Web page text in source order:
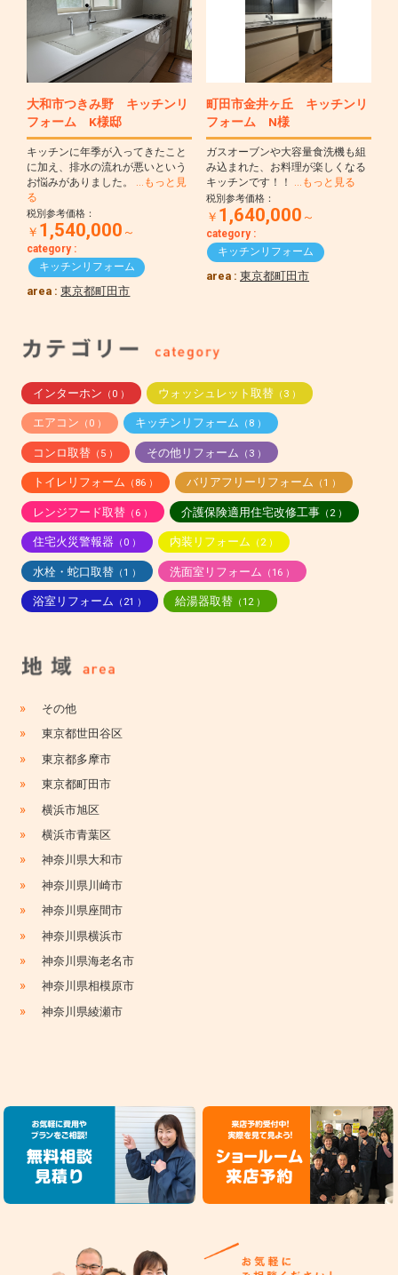
大和市つきみ野 キッチンリ
フォーム K様邸
キッチンに年季が入ってきたこと
に加え、排水の流れが悪いという
お悩みがありました。
…もっと見
る
税別参考価格：
￥ 1,540,000 ～
category :
キッチンリフォーム
area :東京都町田市
町田市金井ヶ丘 キッチンリ
フォーム N様
ガスオーブンや大容量食洗機も組
み込まれた、お料理が楽しくなる
キッチンです！！
…もっと見る
税別参考価格：
￥ 1,640,000 ～
category :
キッチンリフォーム
area :東京都町田市
インターホン （0 ） ウォッシュレット取替（3 ）
エアコン （0 ） キッチンリフォーム （8 ）
コンロ取替（5 ） その他リフォーム （3 ）
トイレリフォーム （86 ） バリアフリーリフォーム （1 ）
レンジフード取替（6 ） 介護保険適用住宅改修工事（2 ）
住宅火災警報器 （0 ） 内装リフォーム （2 ）
水栓・蛇口取替（1 ） 洗面室リフォーム （16 ）
浴室リフォーム （21 ） 給湯器取替（12 ）
» その他
» 東京都世田谷区
» 東京都多摩市
» 東京都町田市
» 横浜市旭区
» 横浜市青葉区
» 神奈川県大和市
» 神奈川県川崎市
» 神奈川県座間市
» 神奈川県横浜市
» 神奈川県海老名市
» 神奈川県相模原市
» 神奈川県綾瀬市